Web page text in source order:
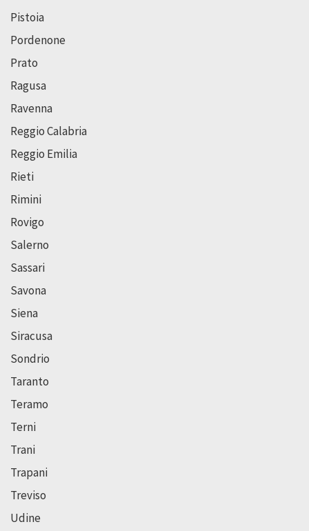
Pistoia
Pordenone
Prato
Ragusa
Ravenna
Reggio Calabria
Reggio Emilia
Rieti
Rimini
Rovigo
Salerno
Sassari
Savona
Siena
Siracusa
Sondrio
Taranto
Teramo
Terni
Trani
Trapani
Treviso
Udine